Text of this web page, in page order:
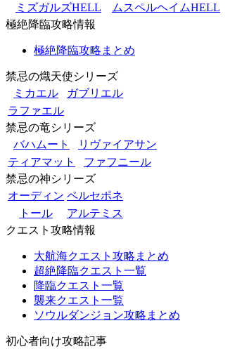
ミズガルズHELL
ムスペルヘイムHELL
極絶降臨攻略情報
極絶降臨攻略まとめ
禁忌の熾天使シリーズ
ミカエル
ガブリエル
ラファエル
禁忌の竜シリーズ
バハムート
リヴァイアサン
ティアマット
ファフニール
禁忌の神シリーズ
オーディン ペルセポネ
トール
アルテミス
クエスト攻略情報
大航海クエスト攻略まとめ
超絶降臨クエスト一覧
降臨クエスト一覧
襲来クエスト一覧
ソウルダンジョン攻略まとめ
初心者向け攻略記事